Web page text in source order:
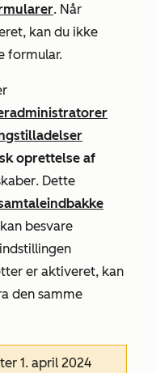
. Når
kan du ikke
formular.
oprettelse af
. Dette
besvare
indstillingen
er aktiveret, kan
den samme
1. april 2024